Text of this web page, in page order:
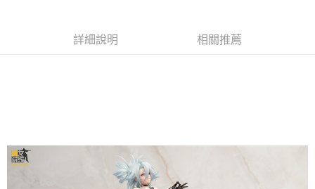
1.分期款項不併入電信帳單，「大哥付你分期」於每月結算日後寄送繳費提
買賣價金債權讓與本公司後，依約使用本公司帳單繳交帳款。
2.基於同意付款使用「大哥付你分期」之契約關係目的，商店將以您的個人
資料（包含姓名、電話或地址）提供予台灣大哥大進項蒐集、處理及利用，
由本公司與您本人進行分期帳單所需資料之確認、核對及更正。
每筆NT$160，滿NT$3,000(含以上)免運費
詳細說明 相關推薦